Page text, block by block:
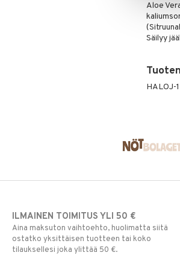
Aloe
Säilyy
HALOJ-
ILMAINEN TOIMITUS YLI 50 €
Aina maksuton vaihtoehto, huolimatta siitä
ostatko yksittäisen tuotteen tai koko
tilauksellesi joka ylittää 50 €.